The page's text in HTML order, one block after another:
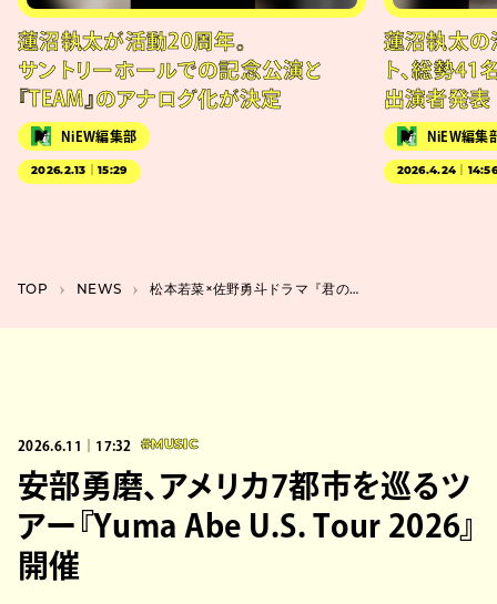
蓮沼執太が活動20周年。
サントリーホールでの記念公演と
『TEAM』のアナログ化が決定
NiEW編集部
2026.2.13｜15:29
蓮沼執太の
ト、総勢41
出演者発表
NiEW編集
2026.4.24｜
TOP NEWS 松本若菜×佐野勇斗ドラマ『君の好きは無敵』に本郷奏多、高嶋政伸、白石加代子が追加出演
2026.6.11｜17:32 #MUSIC
安部勇磨、アメリカ7都市を巡るツ
アー『Yuma Abe U.S. Tour 2026』
開催